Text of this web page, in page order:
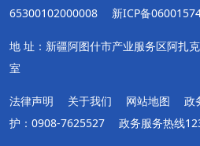
65300102000008
新ICP备
地 址：新疆阿图什市产业服务区阿扎
室
法律声明 关于我们 网站地图 政
护：0908-7625527
政务服务热线